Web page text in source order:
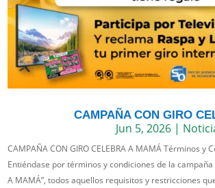
CAMPAÑA CON GIRO
Jun 5, 2026|
CAMPAÑA CON GIRO CELEBRA A MAMÁ Términos y
Entiéndase por términos y condiciones de la campaña
A MAMÁ”, todos aquellos requisitos y restricciones